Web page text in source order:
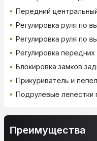
Передний
Регулировка руля по
Регулировка руля по
Регулировка
Блокировка замков
Прикуриватель и
Подрулевые лепестки
Преимущества